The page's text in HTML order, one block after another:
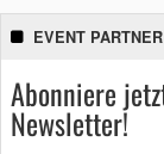
EVENT
Abonniere
Newsletter!